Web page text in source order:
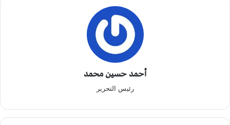
أحمد حسين محمد
رئيس التحرير